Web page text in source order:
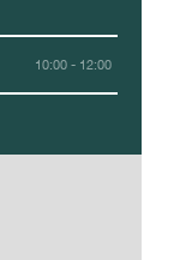
10:00 - 12:00